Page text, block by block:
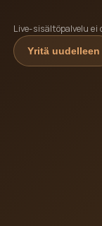
Live-sisältöpalvelu ei
Yritä uudelleen